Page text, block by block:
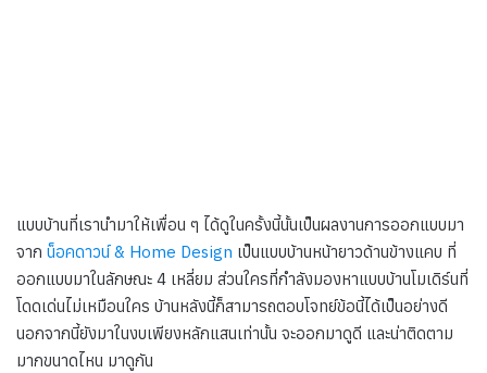
แบบบ้านที่เรานำมาให้เพื่อน ๆ ได้ดูในครั้งนี้นั้นเป็นผลงานการออกแบบมา
จาก น็อคดาวน์ & Home Design เป็นแบบบ้านหน้ายาวด้านข้างแคบ ที่
ออกแบบมาในลักษณะ 4 เหลี่ยม ส่วนใครที่กำลังมองหาแบบบ้านโมเดิร์นที่
โดดเด่นไม่เหมือนใคร บ้านหลังนี้ก็สามารถตอบโจทย์ข้อนี้ได้เป็นอย่างดี
นอกจากนี้ยังมาในงบเพียงหลักแสนเท่านั้น จะออกมาดูดี และน่าติดตาม
มากขนาดไหน มาดูกัน